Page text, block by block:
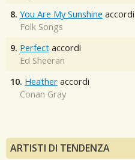
8. You Are My Sunshine accordi
Folk Songs
9. Perfect accordi
Ed Sheeran
10. Heather accordi
Conan Gray
ARTISTI DI TENDENZA